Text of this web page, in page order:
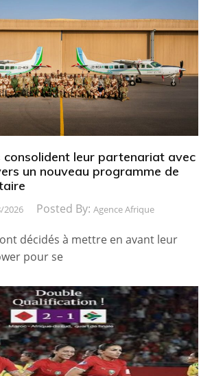
consolident leur partenariat avec
un nouveau programme de
2026 Posted By: Agence Afrique
décidés à mettre en avant leur
pour se